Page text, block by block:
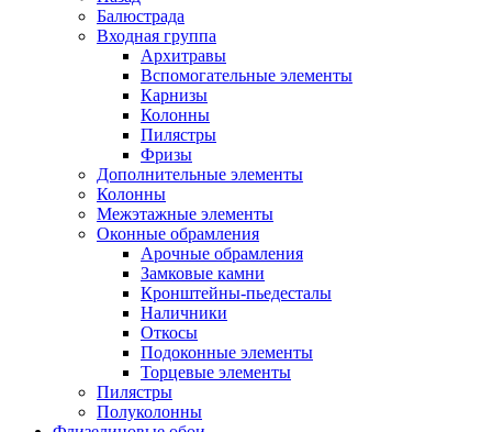
Балюстрада
Входная группа
Архитравы
Вспомогательные элементы
Карнизы
Колонны
Пилястры
Фризы
Дополнительные элементы
Колонны
Межэтажные элементы
Оконные обрамления
Арочные обрамления
Замковые камни
Кронштейны-пьедесталы
Наличники
Откосы
Подоконные элементы
Торцевые элементы
Пилястры
Полуколонны